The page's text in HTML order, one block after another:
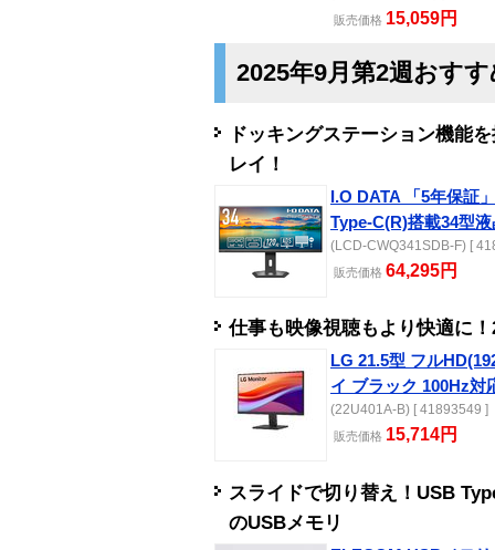
販売価格 15,059円
2025年9月第2週おす
ドッキングステーション機能
レイ！
I.O DATA 「5年保証
Type-C(R)搭載34型
(LCD-CWQ341SDB-F) [
販売価格 64,295円
仕事も映像視聴もより快適に
LG 21.5型 フル
イ ブラック 100Hz対
(22U401A-B) [ 41893549 ]
販売価格 15,714円
スライドで切り替え！USB
のUSBメモリ